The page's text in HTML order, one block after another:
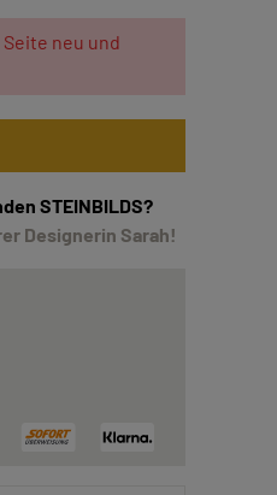
neu und
STEINBILDS?
Designerin Sarah!